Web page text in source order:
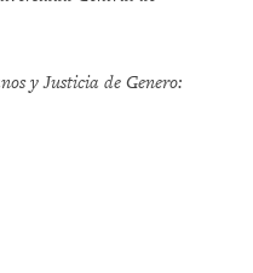
y Justicia de Genero: